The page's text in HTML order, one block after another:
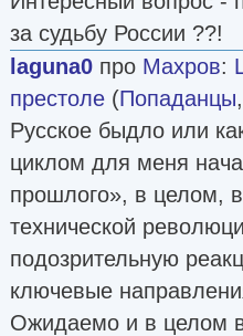
за судьбу России ??!
laguna0 про Махров:
престоле (Попаданцы,
Русское быдло или
циклом для меня
прошлого», в целом,
технической
подозрительную
ключевые
Ожидаемо и в целом